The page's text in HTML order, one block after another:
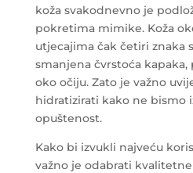
koža svakodnevno je
pokretima mimike. Koža
utjecajima čak četiri znaka
smanjena čvrstoća
oko očiju. Zato je važno
hidratizirati kako ne bismo
opuštenost.
Kako bi izvukli najveću
važno je odabrati